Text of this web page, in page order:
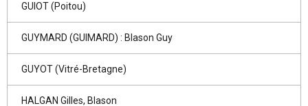
GUIOT (Poitou)
GUYMARD (GUIMARD) : Blason Guy
GUYOT (Vitré-Bretagne)
HALGAN Gilles, Blason